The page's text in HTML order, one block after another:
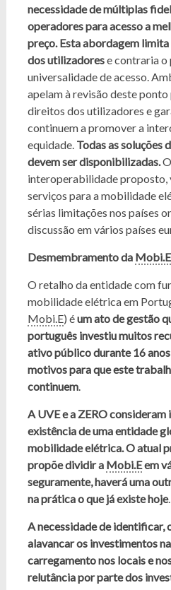
necessidade de múltiplas
operadores para acesso a
preço. Esta abordagem
dos utilizadorese contraria o
universalidade de acesso.
apelam à revisão deste
direitos dos utilizadores e
continuem a promover a
equidade. Todas as soluções
devem ser disponibilizadas.
interoperabilidade proposto,
serviços para a mobilidade
sérias limitações nos países
discussão em vários países
Desmembramento da Mobi.E
O retalho da entidade com
mobilidade elétrica em
Mobi.E) éum ato de gestão
português investiu muitos
ativo público durante 16
motivos para que este
continuem.
A UVE e a ZERO consideram
existência de uma entidade
mobilidade elétrica. O atual
propõedividir a Mobi.Eem
seguramente, haverá uma
na prática o que já existe hoje.
A necessidade de identificar,
alavancar os investimentos
carregamento nos locais e
relutância por parte dos